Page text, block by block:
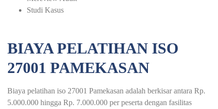
Studi Kasus
BIAYA PELATIHAN ISO
27001 PAMEKASAN
Biaya pelatihan iso 27001 Pamekasan adalah berkisar antara Rp.
5.000.000 hingga Rp. 7.000.000 per peserta dengan fasilitas